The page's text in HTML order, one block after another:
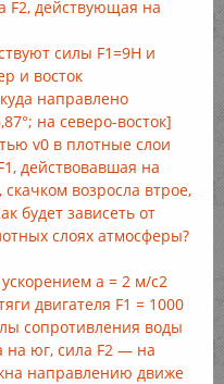
F2, действующая на
силы F1=9Н и
и восток
направлено
на северо-восток]
v0 в плотные слои
действовавшая на
возросла втрое,
будет зависеть от
слоях атмосферы?
а = 2 м/с2
двигателя F1 = 1000
сопротивления воды
на юг, сила F2 — на
направлению движе